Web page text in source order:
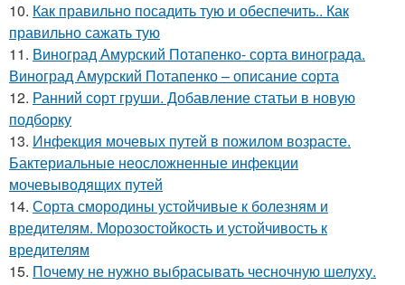
10. Как правильно посадить тую и обеспечить.. Как
правильно сажать тую
11. Виноград Амурский Потапенко- сорта винограда.
Виноград Амурский Потапенко – описание сорта
12. Ранний сорт груши. Добавление статьи в новую
подборку
13. Инфекция мочевых путей в пожилом возрасте.
Бактериальные неосложненные инфекции
мочевыводящих путей
14. Сорта смородины устойчивые к болезням и
вредителям. Морозостойкость и устойчивость к
вредителям
15. Почему не нужно выбрасывать чесночную шелуху.